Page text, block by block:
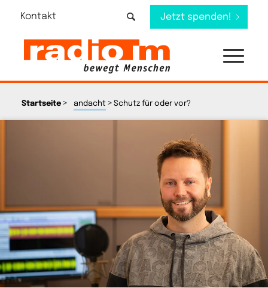
Kontakt Jetzt spenden!
Startseite> andacht> Schutz für oder vor?